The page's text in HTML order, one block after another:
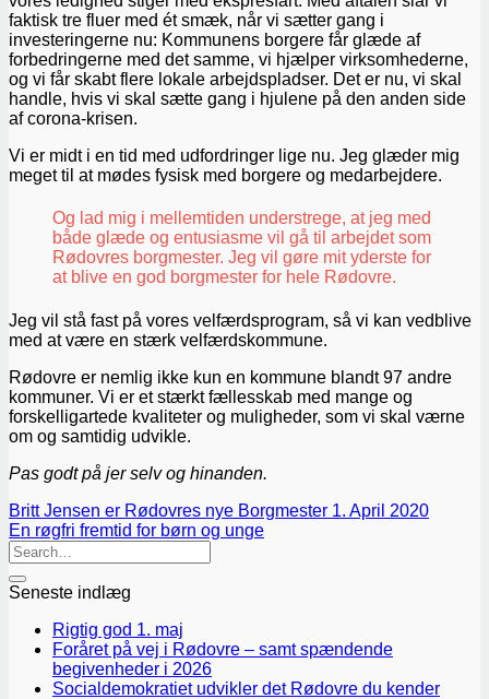
faktisk tre fluer med ét smæk, når vi sætter gang i
investeringerne nu: Kommunens borgere får glæde af
forbedringerne med det samme, vi hjælper virksomhederne,
og vi får skabt flere lokale arbejdspladser. Det er nu, vi skal
handle, hvis vi skal sætte gang i hjulene på den anden side
af corona-krisen.
Vi er midt i en tid med udfordringer lige nu. Jeg glæder mig
meget til at mødes fysisk med borgere og medarbejdere.
Og lad mig i mellemtiden understrege, at jeg med
både glæde og entusiasme vil gå til arbejdet som
Rødovres borgmester. Jeg vil gøre mit yderste for
at blive en god borgmester for hele Rødovre.
Jeg vil stå fast på vores velfærdsprogram, så vi kan vedblive
med at være en stærk velfærdskommune.
Rødovre er nemlig ikke kun en kommune blandt 97 andre
kommuner. Vi er et stærkt fællesskab med mange og
forskelligartede kvaliteter og muligheder, som vi skal værne
om og samtidig udvikle.
Pas godt på jer selv og hinanden.
Britt Jensen er Rødovres nye Borgmester 1. April 2020
En røgfri fremtid for børn og unge
Seneste indlæg
Rigtig god 1. maj
Foråret på vej i Rødovre – samt spændende
begivenheder i 2026
Socialdemokratiet udvikler det Rødovre du kender